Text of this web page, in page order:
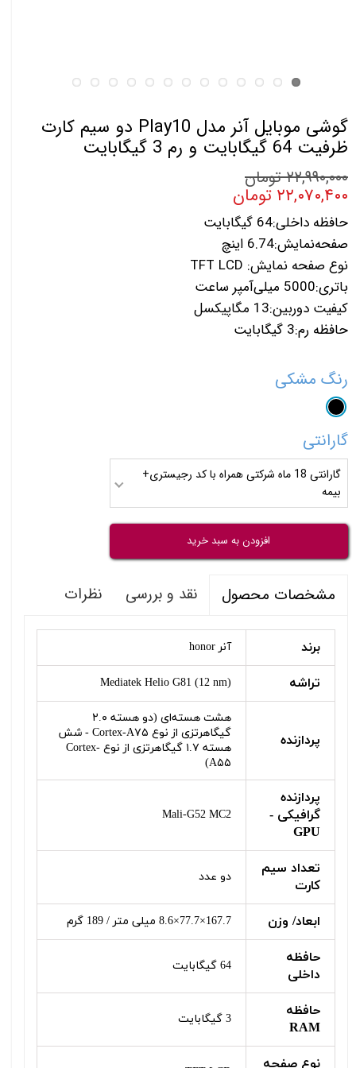
گوشی موبایل آنر مدل Play10 دو سیم کارت
ظرفیت 64 گیگابایت و رم 3 گیگابایت
۲۲,۹۹۰,۰۰۰ تومان
۲۲,۰۷۰,۴۰۰ تومان
حافظه داخلی:64 گیگابایت
صفحه‌نمایش:6.74 اینچ
نوع صفحه نمایش: TFT LCD
باتری:5000 میلی‌آمپر ساعت
کیفیت دوربین:13 مگاپیکسل
حافظه رم:3 گیگابایت
رنگ مشکی
گارانتی
گارانتی 18 ماه شرکتی همراه با کد رجیستری+
بیمه
افزودن به سبد خرید
مشخصات محصول نقد و بررسی نظرات
برند آنر honor
تراشه Mediatek Helio G81 (12 nm)
پردازنده‌
هشت هسته‌ای (دو هسته ۲.۰
گیگاهرتزی از نوع Cortex-A۷۵ - شش
هسته ۱.۷ گیگاهرتزی از نوع Cortex-
A۵۵)
پردازنده
گرافیکی -
GPU
Mali-G52 MC2
تعداد سیم
کارت
دو عدد
ابعاد/ وزن 167.7×77.7×8.6 میلی متر / 189 گرم
حافظه
داخلی
64 گیگابایت
حافظه
RAM
3 گیگابایت
نوع صفحه